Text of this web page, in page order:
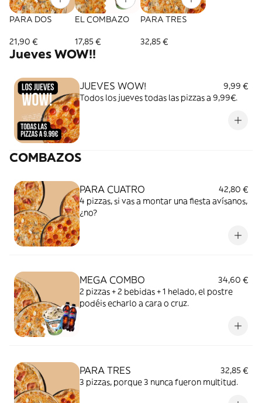
PARA DOS
21,90 €
EL COMBAZO
17,85 €
PARA TRES
32,85 €
Jueves WOW!!
JUEVES WOW!
9,99 €
Todos los jueves todas las pizzas a 9,99€.
COMBAZOS
PARA CUATRO
42,80 €
4 pizzas, si vas a montar una fiesta avísanos,
¿no?
MEGA COMBO
34,60 €
2 pizzas + 2 bebidas + 1 helado, el postre
podéis echarlo a cara o cruz.
PARA TRES
32,85 €
3 pizzas, porque 3 nunca fueron multitud.